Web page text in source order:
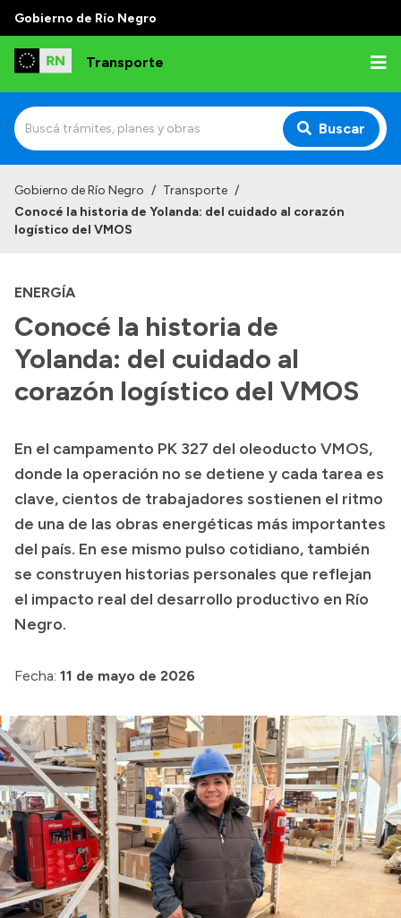
Gobierno de Río Negro
Transporte
Buscar
Institucional
Autoridades
Delegaciones
Normativa
Presupuesto
Boletín Oficial
Compras y licitaciones
Consulta de expedientes
Consulta de pago a proveedores
Convocatorias
Intranet
Login
Gobierno de Río Negro / Transporte /
Conocé la historia de Yolanda: del cuidado al corazón
logístico del VMOS
ENERGÍA
Conocé la historia de
Yolanda: del cuidado al
corazón logístico del VMOS
En el campamento PK 327 del oleoducto VMOS,
donde la operación no se detiene y cada tarea es
clave, cientos de trabajadores sostienen el ritmo
de una de las obras energéticas más importantes
del país. En ese mismo pulso cotidiano, también
se construyen historias personales que reflejan
el impacto real del desarrollo productivo en Río
Negro.
Fecha: 11 de mayo de 2026